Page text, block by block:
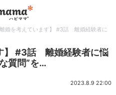
離婚を考えています】 #3話 離婚経験者に
】 #3話 離婚経験者に悩
質問”を…
2023.8.9 22:00